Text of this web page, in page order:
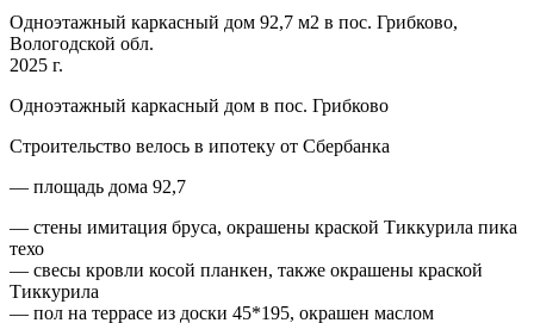
Одноэтажный каркасный дом 92,7 м2 в пос. Грибково,
Вологодской обл.
2025 г.
Одноэтажный каркасный дом в пос. Грибково
Строительство велось в ипотеку от Сбербанка
— площадь дома 92,7
— стены имитация бруса, окрашены краской Тиккурила пика
техо
— свесы кровли косой планкен, также окрашены краской
Тиккурила
— пол на террасе из доски 45*195, окрашен маслом